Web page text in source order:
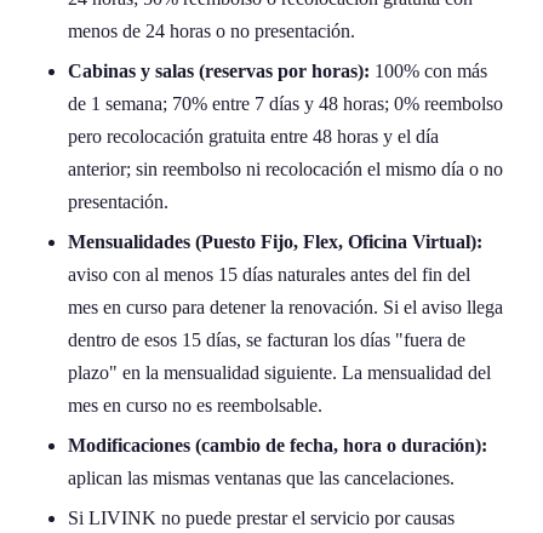
menos de 24 horas o no presentación.
Cabinas y salas (reservas por horas): 100% con más
de 1 semana; 70% entre 7 días y 48 horas; 0% reembolso
pero recolocación gratuita entre 48 horas y el día
anterior; sin reembolso ni recolocación el mismo día o no
presentación.
Mensualidades (Puesto Fijo, Flex, Oficina Virtual):
aviso con al menos 15 días naturales antes del fin del
mes en curso para detener la renovación. Si el aviso llega
dentro de esos 15 días, se facturan los días "fuera de
plazo" en la mensualidad siguiente. La mensualidad del
mes en curso no es reembolsable.
Modificaciones (cambio de fecha, hora o duración):
aplican las mismas ventanas que las cancelaciones.
Si LIVINK no puede prestar el servicio por causas